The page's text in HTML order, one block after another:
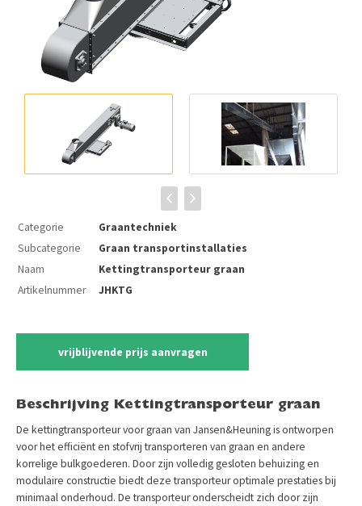
Categorie
Graantechniek
Subcategorie
Graan transportinstallaties
Naam
Kettingtransporteur graan
Artikelnummer
JHKTG
vrijblijvende prijs aanvragen
Beschrijving Kettingtransporteur graan
De kettingtransporteur voor graan van Jansen&Heuning is ontworpen
voor het efficiënt en stofvrij transporteren van graan en andere
korrelige bulkgoederen. Door zijn volledig gesloten behuizing en
modulaire constructie biedt deze transporteur optimale prestaties bij
minimaal onderhoud. De transporteur onderscheidt zich door zijn